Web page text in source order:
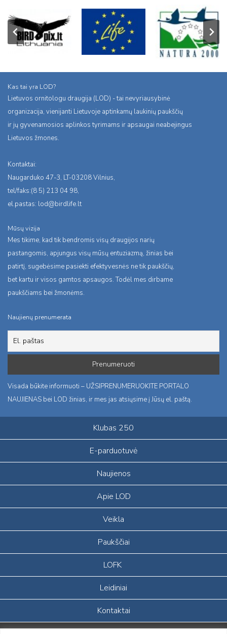
Kas tai yra LOD?
Lietuvos ornitologu draugija (LOD) - tai nevyriausybinė
organizacija, vienijanti Lietuvoje aptinkamų laukinių paukščių
ir jų gyvenamosios aplinkos tyrimams ir apsaugai neabejingus
Lietuvos žmones.
Kontaktai:
Naugarduko 47-3, LT-03208 Vilnius,
tel/faks:(8 5) 213 04 98,
el.pastas: lod@birdlife.lt
Mūsų vizija
Mes tikime, kad tik bendromis visų draugijos narių
pastangomis, apjungus visų mūsų entuziazmą, žinias bei
patirtį, sugebėsime pasiekti efektyvesnės ne tik paukščių,
bet kartu ir visos gamtos apsaugos. Todėl mes dirbame
paukščiams bei žmonėms.
Naujienų prenumerata
Visada būkite informuoti – UŽSIPRENUMERUOKITE PORTALO
NAUJIENAS bei LOD žinias, ir mes jas atsiųsime į Jūsų el. paštą.
Klubas 250
E-parduotuvė
Naujienos
Apie LOD
Veikla
Paukščiai
LOFK
Leidiniai
Kontaktai